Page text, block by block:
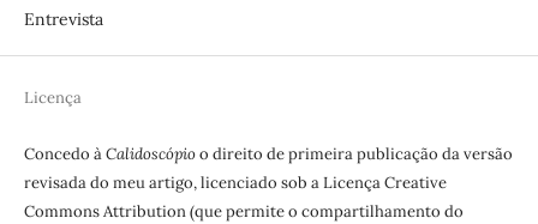
Entrevista
Licença
Concedo àCalidoscópioo direito de primeira publicação da versão
revisada do meu artigo, licenciado sob a Licença Creative
Commons Attribution (que permite o compartilhamento do